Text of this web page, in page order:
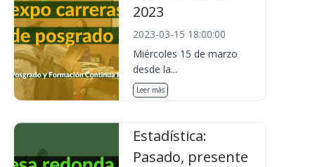
2023
2023-03-15 18:00:00
Miércoles 15 de marzo
desde la...
Leer más
Estadística:
Pasado, presente